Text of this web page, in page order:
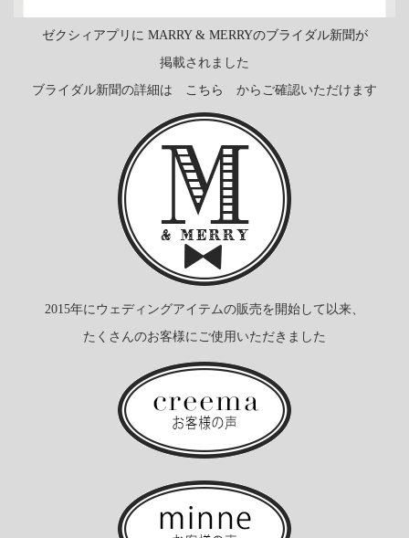
ゼクシィアプリに MARRY & MERRYのブライダル新聞が
掲載されました
ブライダル新聞の詳細は
こちら からご確認いただけます
2015年にウェディングアイテムの販売を開始して以来、
たくさんのお客様にご使用いただきました